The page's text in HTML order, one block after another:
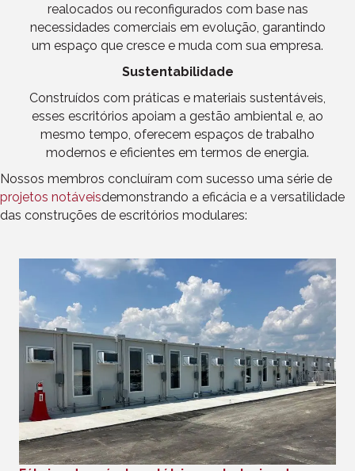
realocados ou reconfigurados com base nas
necessidades comerciais em evolução, garantindo
um espaço que cresce e muda com sua empresa.
Sustentabilidade
Construídos com práticas e materiais sustentáveis,
esses escritórios apoiam a gestão ambiental e, ao
mesmo tempo, oferecem espaços de trabalho
modernos e eficientes em termos de energia.
Nossos membros concluíram com sucesso uma série de
projetos notáveisdemonstrando a eficácia e a versatilidade
das construções de escritórios modulares: